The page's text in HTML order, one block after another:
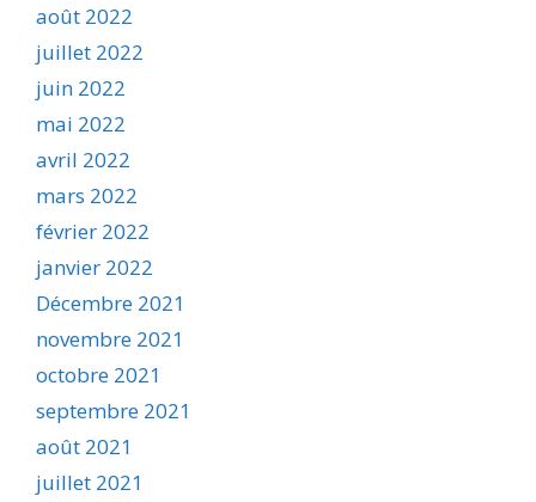
août 2022
juillet 2022
juin 2022
mai 2022
avril 2022
mars 2022
février 2022
janvier 2022
Décembre 2021
novembre 2021
octobre 2021
septembre 2021
août 2021
juillet 2021